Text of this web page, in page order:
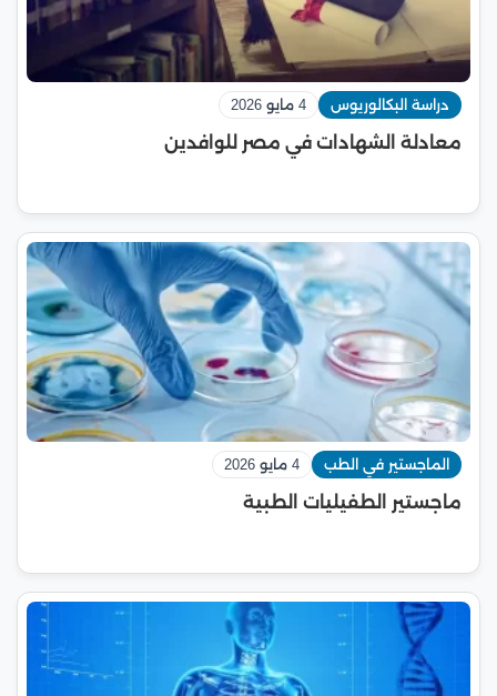
دراسة البكالوريوس 4 مايو 2026
معادلة الشهادات في مصر للوافدين
الماجستير في الطب 4 مايو 2026
ماجستير الطفيليات الطبية